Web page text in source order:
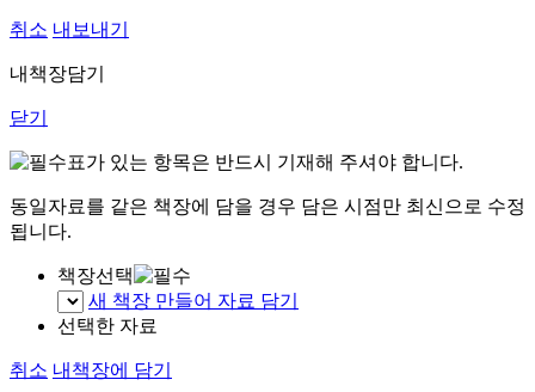
취소 내보내기
내책장담기
닫기
표가 있는 항목은 반드시 기재해 주셔야 합니다.
동일자료를 같은 책장에 담을 경우 담은 시점만 최신으로 수정
됩니다.
책장선택
새 책장 만들어 자료 담기
선택한 자료
취소 내책장에 담기